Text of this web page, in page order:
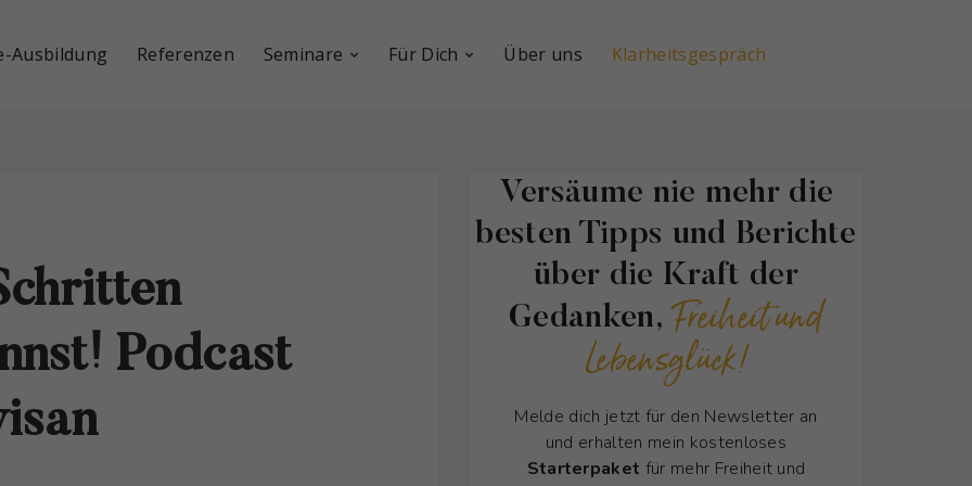
Ausbildung Referenzen Seminare Für Dich Über uns Klarheitsgespräch
Podcast
Versäume nie mehr die
besten Tipps und Berichte
über die Kraft der
Gedanken,Freiheit und
Lebensglück!
Melde dich jetzt für den Newsletter an
und erhalten mein kostenloses
Starterpaket für mehr Freiheit und